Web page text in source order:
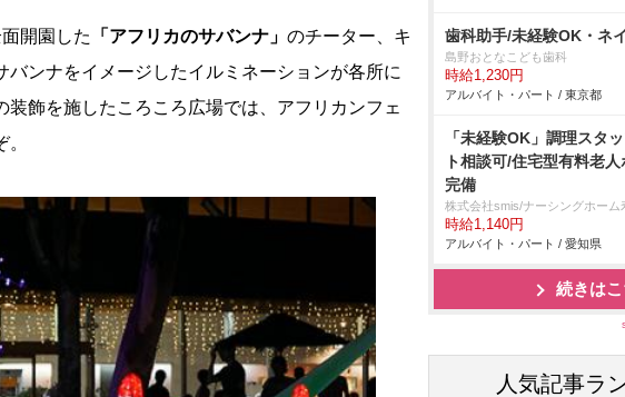
開園した 「アフリカのサバンナ」 のチーター、キ
ンナをイメージしたイルミネーションが各所に
飾を施したころころ広場では、アフリカンフェ
歯科助手/未経験OK・ネ
島野おとなこども歯科
時給1,230円
アルバイト・パート / 東京都
「未経験OK」調理スタ
ト相談可/住宅型有料老
完備
株式会社smis/ナーシングホーム
時給1,140円
アルバイト・パート / 愛知県
続きは
人気記事ラ